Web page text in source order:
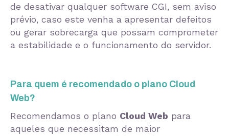
de desativar qualquer software CGI, sem aviso
prévio, caso este venha a apresentar defeitos
ou gerar sobrecarga que possam comprometer
a estabilidade e o funcionamento do servidor.
Para quem é recomendado o plano Cloud
Web?
Recomendamos o plano Cloud Web para
aqueles que necessitam de maior